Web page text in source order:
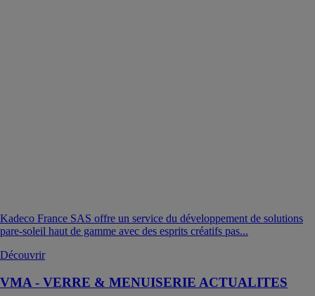
Kadeco France SAS offre un service du développement de solutions
pare-soleil haut de gamme avec des esprits créatifs pas...
Découvrir
VMA - VERRE & MENUISERIE ACTUALITES